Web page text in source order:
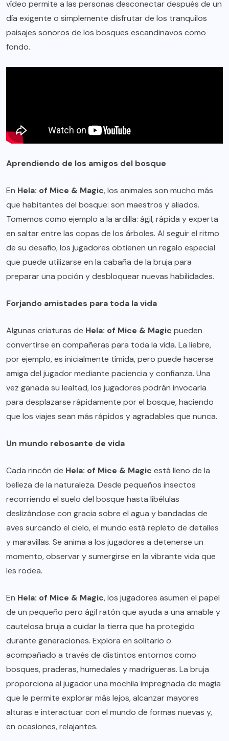
vídeo permite a las personas desconectar después de un
día exigente o simplemente disfrutar de los tranquilos
paisajes sonoros de los bosques escandinavos como
fondo.
Aprendiendo de los amigos del bosque
En Hela: of Mice & Magic, los animales son mucho más
que habitantes del bosque: son maestros y aliados.
Tomemos como ejemplo a la ardilla: ágil, rápida y experta
en saltar entre las copas de los árboles. Al seguir el ritmo
de su desafío, los jugadores obtienen un regalo especial
que puede utilizarse en la cabaña de la bruja para
preparar una poción y desbloquear nuevas habilidades.
Forjando amistades para toda la vida
Algunas criaturas de Hela: of Mice & Magic pueden
convertirse en compañeras para toda la vida. La liebre,
por ejemplo, es inicialmente tímida, pero puede hacerse
amiga del jugador mediante paciencia y confianza. Una
vez ganada su lealtad, los jugadores podrán invocarla
para desplazarse rápidamente por el bosque, haciendo
que los viajes sean más rápidos y agradables que nunca.
Un mundo rebosante de vida
Cada rincón de Hela: of Mice & Magic está lleno de la
belleza de la naturaleza. Desde pequeños insectos
recorriendo el suelo del bosque hasta libélulas
deslizándose con gracia sobre el agua y bandadas de
aves surcando el cielo, el mundo está repleto de detalles
y maravillas. Se anima a los jugadores a detenerse un
momento, observar y sumergirse en la vibrante vida que
les rodea.
En Hela: of Mice & Magic, los jugadores asumen el papel
de un pequeño pero ágil ratón que ayuda a una amable y
cautelosa bruja a cuidar la tierra que ha protegido
durante generaciones. Explora en solitario o
acompañado a través de distintos entornos como
bosques, praderas, humedales y madrigueras. La bruja
proporciona al jugador una mochila impregnada de magia
que le permite explorar más lejos, alcanzar mayores
alturas e interactuar con el mundo de formas nuevas y,
en ocasiones, relajantes.